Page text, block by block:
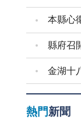
金湖十
熱門新聞